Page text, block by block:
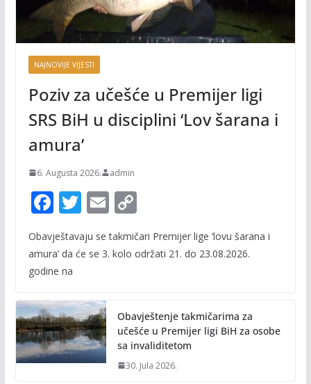
NAJNOVIJE VIJESTI
Poziv za učešće u Premijer ligi
SRS BiH u disciplini ‘Lov šarana i
amura’
6. Augusta 2026. admin
F
ac
e
b
o
k
T
itt
E
m
ai
C
o
p
n
k
Obavještavaju se takmičari Premijer lige ‘lovu šarana i
amura’ da će se 3. kolo održati 21. do 23.08.2026.
godine na
Obavještenje takmičarima za
učešće u Premijer ligi BiH za osobe
sa invaliditetom
30. Jula 2026.